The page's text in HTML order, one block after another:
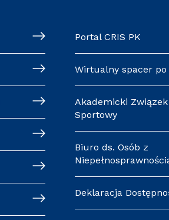
Portal CRIS PK
Wirtualny spacer po
Akademicki Związek
Sportowy
Biuro ds. Osób z
Deklaracja